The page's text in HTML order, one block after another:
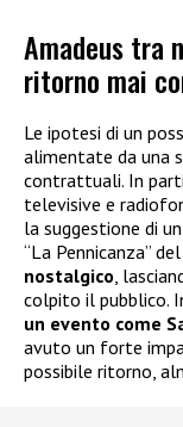
Amadeus tra
ritorno mai
Le ipotesi di un
alimentate da una
contrattuali. In
televisive e
la suggestione di
“La Pennicanza”
nostalgico ,
colpito il pubblico.
un evento come
avuto un forte
possibile ritorno,